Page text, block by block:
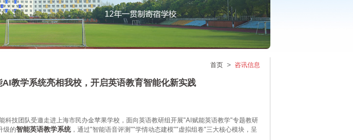
首页 > 咨讯信息
AI教学系统亮相我校，开启英语教育智能化新实践
技团队受邀走进上海市民办金苹果学校，面向英语教研组开展"AI赋能英语教学"专题教研
级的智能英语教学系统，通过"智能语音评测""学情动态建模""虚拟组卷"三大核心模块，呈